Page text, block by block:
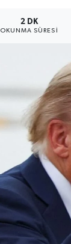
2 DK
OKUNMA SÜRESI